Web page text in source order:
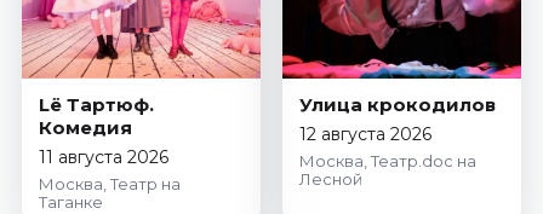
Lё Тартюф.
Комедия
11 августа 2026
Москва, Театр на
Таганке
Улица крокодилов
12 августа 2026
Москва, Театр.doc на
Лесной